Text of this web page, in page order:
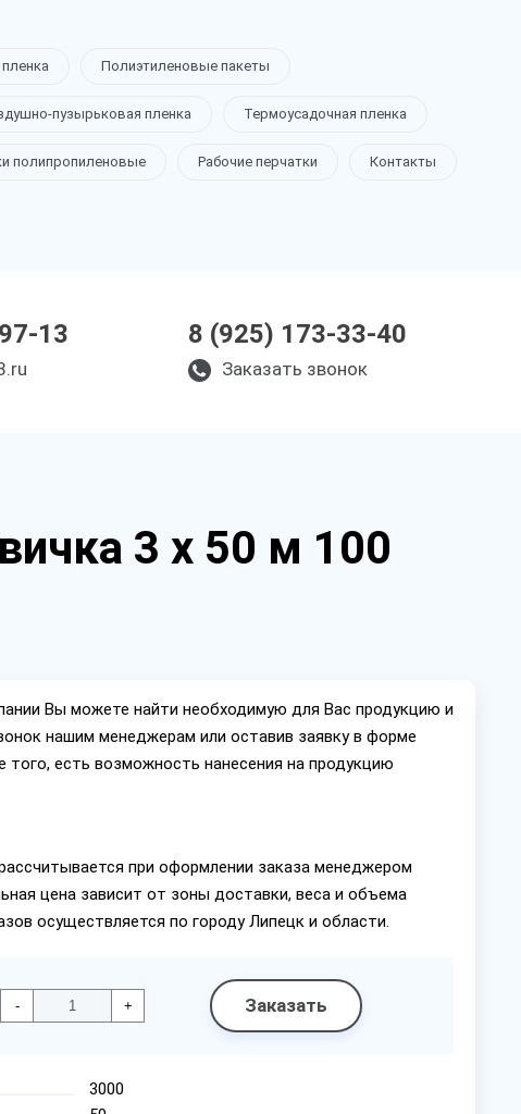
Полиэтиленовые пакеты
пузырьковая пленка Термоусадочная пленка
полипропиленовые Рабочие перчатки Контакты
13 8 (925) 173-33-40
Заказать звонок
3 х 50 м 100
Вы можете найти необходимую для Вас продукцию и
нашим менеджерам или оставив заявку в форме
того, есть возможность нанесения на продукцию
при оформлении заказа менеджером
цена зависит от зоны доставки, веса и объема
осуществляется по городу Липецк и области.
- + Заказать
3000